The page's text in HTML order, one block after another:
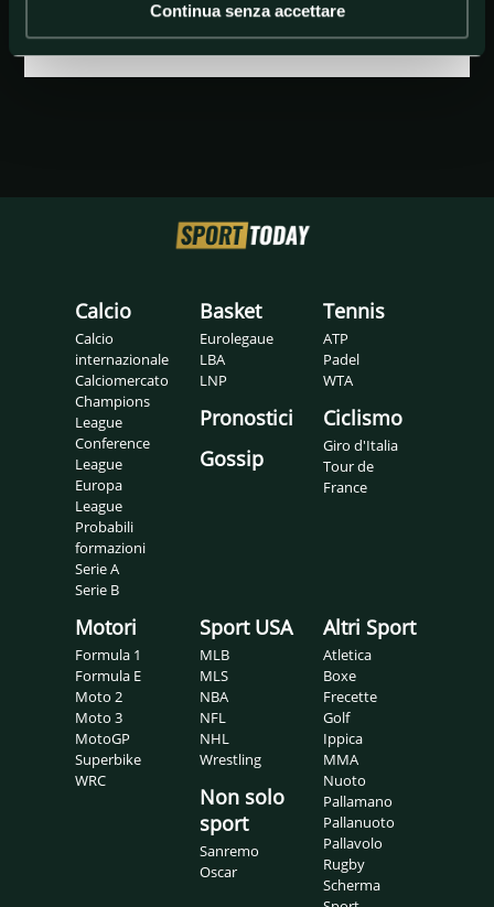
Continua senza accettare
Calcio
Calcio
internazionale
Calciomercato
Champions
League
Conference
League
Europa
League
Probabili
formazioni
Serie A
Serie B
Basket
Eurolegaue
LBA
LNP
Pronostici
Gossip
Tennis
ATP
Padel
WTA
Ciclismo
Giro d'Italia
Tour de
France
Motori
Formula 1
Formula E
Moto 2
Moto 3
MotoGP
Superbike
WRC
Sport USA
MLB
MLS
NBA
NFL
NHL
Wrestling
Non solo
sport
Sanremo
Oscar
Altri Sport
Atletica
Boxe
Frecette
Golf
Ippica
MMA
Nuoto
Pallamano
Pallanuoto
Pallavolo
Rugby
Scherma